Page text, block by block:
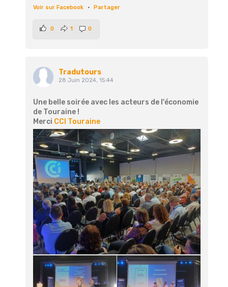
Voir sur Facebook · Partager
0 1 0
Tradutours
28 Juin 2024, 15:44
Une belle soirée avec les acteurs de l'économie
de Touraine !
Merci CCI Touraine